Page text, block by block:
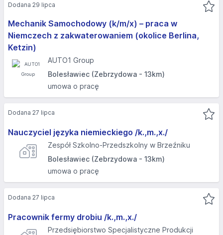
Mechanik Samochodowy (k/m/x) – praca w
Niemczech z zakwaterowaniem (okolice Berlina,
Ketzin)
AUTO1 Group
Bolesławiec (Zebrzydowa - 13km)
umowa o pracę
Dodana 29 lipca
Nauczyciel języka niemieckiego /k.,m.,x./
Zespół Szkolno-Przedszkolny w Brzeźniku
Bolesławiec (Zebrzydowa - 13km)
umowa o pracę
Dodana 27 lipca
Pracownik fermy drobiu /k.,m.,x./
Przedsiębiorstwo Specjalistyczne Produkcji
Dodana 27 lipca